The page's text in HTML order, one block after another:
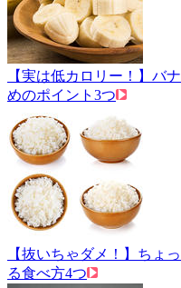
【実は低カロリー！】バ
めのポイント3つ
【抜いちゃダメ！】ちょ
る食べ方4つ